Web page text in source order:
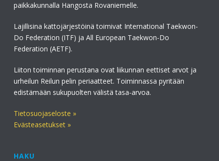
paikkakunnalla Hangosta Rovaniemelle.
Lajillisina kattojärjestöinä toimivat International Taekwon-
Do Federation (ITF) ja All European Taekwon-Do
Federation (AETF).
Liiton toiminnan perustana ovat liikunnan eettiset arvot ja
urheilun Reilun pelin periaatteet. Toiminnassa pyritään
edistämään sukupuolten välistä tasa-arvoa.
Tietosuojaseloste »
Evästeasetukset »
HAKU